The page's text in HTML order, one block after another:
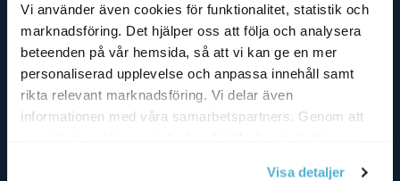
Vi använder även cookies för funktionalitet, statistik och
marknadsföring. Det hjälper oss att följa och analysera
beteenden på vår hemsida, så att vi kan ge en mer
personaliserad upplevelse och anpassa innehåll samt
rikta relevant marknadsföring. Vi delar även
informationen med våra samarbetspartners. Genom att
Visa detaljer
Recept
Fiskskola
Mitt konto